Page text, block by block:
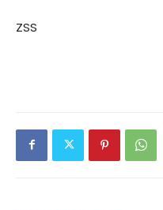
ZSS